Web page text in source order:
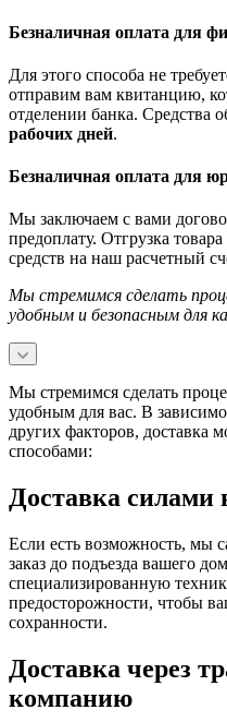
Безналичная оплата для
Для этого способа не
отправим вам квитанцию,
отделении банка. Средства
рабочих дней.
Безналичная оплата для
Мы заключаем с вами
предоплату. Отгрузка
средств на наш расчетный
Мы стремимся сделать
удобным и безопасным для
Мы стремимся сделать
удобным для вас. В
других факторов, доставка
способами:
Доставка
Если есть возможность, мы
заказ до подъезда вашего
специализированную
предосторожности, чтобы
сохранности.
Доставка через
компанию